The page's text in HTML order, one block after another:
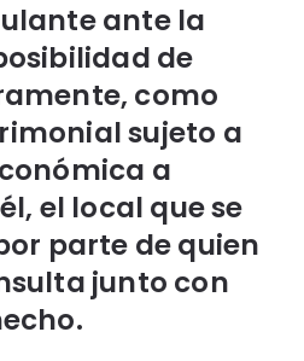
ante la
de
como
sujeto a
a
el local que se
parte de quien
junto con